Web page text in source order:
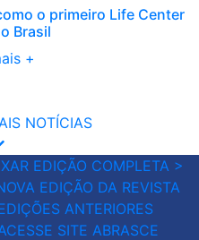
o primeiro Life Center
Brasil
+
NOTÍCIAS
EDIÇÃO COMPLETA >
EDIÇÃO DA REVISTA
ANTERIORES
SITE ABRASCE